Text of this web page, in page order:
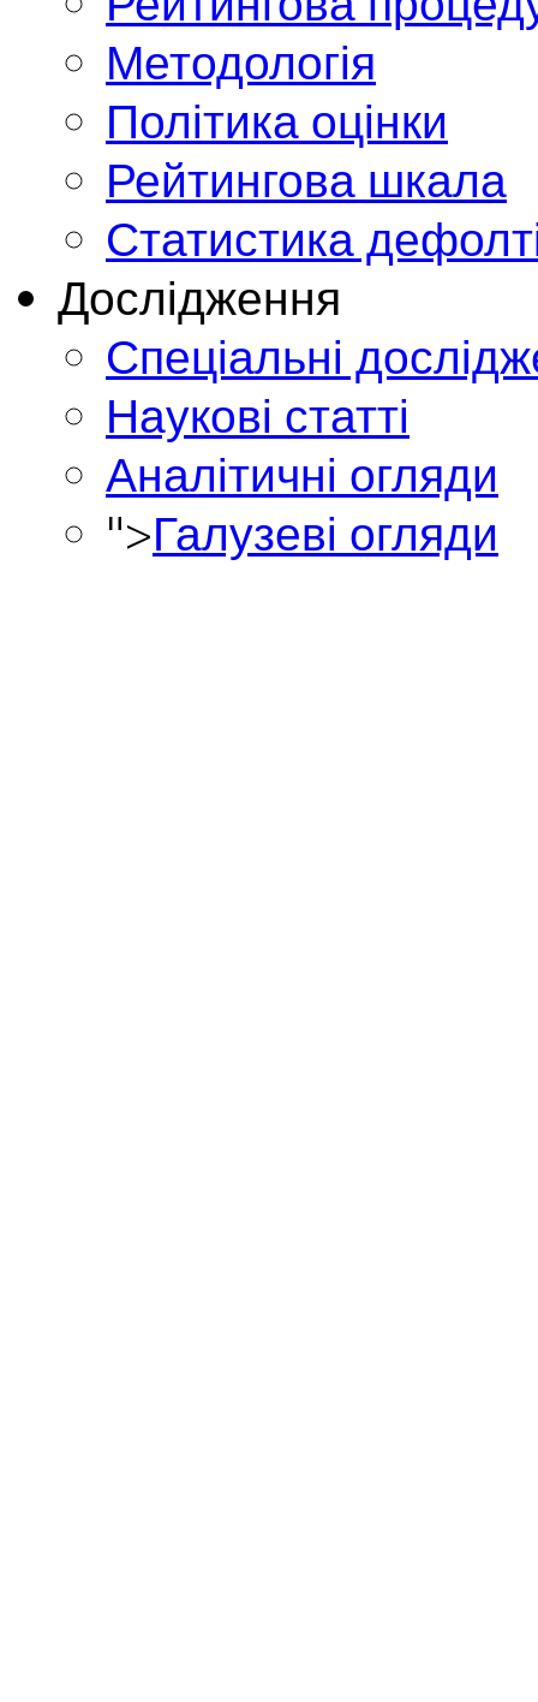
Методологія
Політика оцінки
Рейтингова шкала
Статистика
Дослідження
Спеціальні
Наукові статті
Аналітичні огляди
">Галузеві огляди